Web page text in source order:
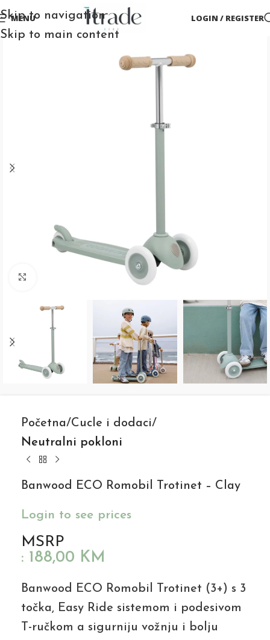
Skip to navigation
Skip to main content
MENU LOGIN / REGISTER
Početna Cucle i dodaci
Neutralni pokloni
Banwood ECO Romobil Trotinet – Clay
Login to see prices
MSRP
: 188,00 KM
Banwood ECO Romobil Trotinet (3+) s 3
točka, Easy Ride sistemom i podesivom
T-ručkom a sigurniju vožnju i bolju